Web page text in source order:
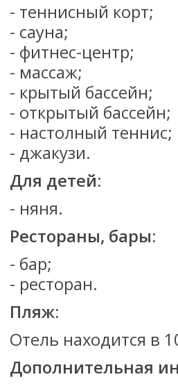
- теннисный корт;
- сауна;
- фитнес-центр;
- массаж;
- крытый бассейн;
- открытый бассейн;
- настолный теннис;
- джакузи.
Для детей:
- няня.
Рестораны, бары:
- бар;
- ресторан.
Пляж:
Отель находится в
Дополнительная